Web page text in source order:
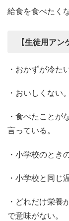
給食を食べたく
【生徒用ア
・おかずが冷た
・おいしくない。
・食べたことが
言っている。
・小学校のとき
・小学校と同じ
・どれだけ栄養
で意味がない。